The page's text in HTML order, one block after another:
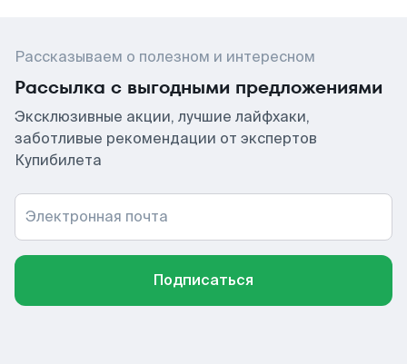
Рассказываем о полезном и интересном
Рассылка с выгодными предложениями
Эксклюзивные акции, лучшие лайфхаки,
заботливые рекомендации от экспертов
Купибилета
Электронная почта
Подписаться